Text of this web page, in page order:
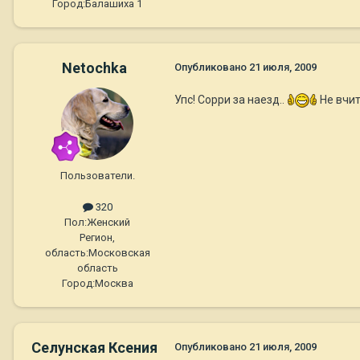
Город:Балашиха 1
Netochka
Пользователи.
320
Пол:Женский
Регион,
область:Московская
область
Город:Москва
Опубликовано 21 июля, 2009
Упс! Сорри за наезд.. Не
Селунская Ксения Опубликовано 21 июля, 2009